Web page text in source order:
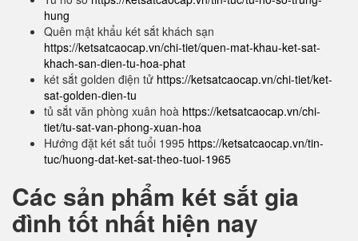
hung
Quên mật khẩu két sắt khách sạn
https://ketsatcaocap.vn/chi-tiet/quen-mat-khau-ket-sat-
khach-san-dien-tu-hoa-phat
két sắt golden điện tử https://ketsatcaocap.vn/chi-tiet/ket-
sat-golden-dien-tu
tủ sắt văn phòng xuân hoà https://ketsatcaocap.vn/chi-
tiet/tu-sat-van-phong-xuan-hoa
Hướng đặt két sắt tuổi 1995 https://ketsatcaocap.vn/tin-
tuc/huong-dat-ket-sat-theo-tuoi-1965
Các sản phẩm két sắt gia
đình tốt nhất hiện nay